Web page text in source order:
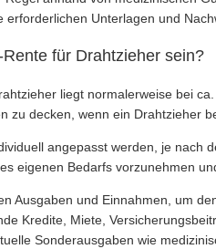
erforderlichen Unterlagen und
für Drahtzieher sein?
liegt normalerweise bei
zu decken, wenn ein Drahtzieher
angepasst werden, je
eigenen Bedarfs vorzunehmen
Ausgaben und Einnahmen, um
Kredite, Miete,
Sonderausgaben wie